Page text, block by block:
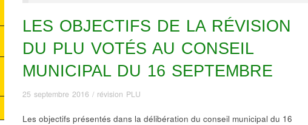
LES OBJECTIFS DE LA RÉVISION
DU PLU VOTÉS AU CONSEIL
MUNICIPAL DU 16 SEPTEMBRE
25 septembre 2016 / révision PLU
Les objectifs présentés dans la délibération du conseil municipal du 16